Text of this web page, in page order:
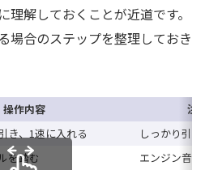
解しておくことが近道です。
場合のステップを整理しておき
操作内容
注
き、1速に入れる
しっかり引
を踏む
エンジン音